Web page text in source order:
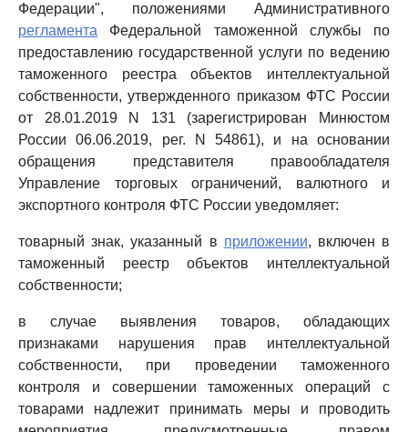
Федерации", положениями Административного
регламента Федеральной таможенной службы по
предоставлению государственной услуги по ведению
таможенного реестра объектов интеллектуальной
собственности, утвержденного приказом ФТС России
от 28.01.2019 N 131 (зарегистрирован Минюстом
России 06.06.2019, рег. N 54861), и на основании
обращения представителя правообладателя
Управление торговых ограничений, валютного и
экспортного контроля ФТС России уведомляет:
товарный знак, указанный в приложении, включен в
таможенный реестр объектов интеллектуальной
собственности;
в случае выявления товаров, обладающих
признаками нарушения прав интеллектуальной
собственности, при проведении таможенного
контроля и совершении таможенных операций с
товарами надлежит принимать меры и проводить